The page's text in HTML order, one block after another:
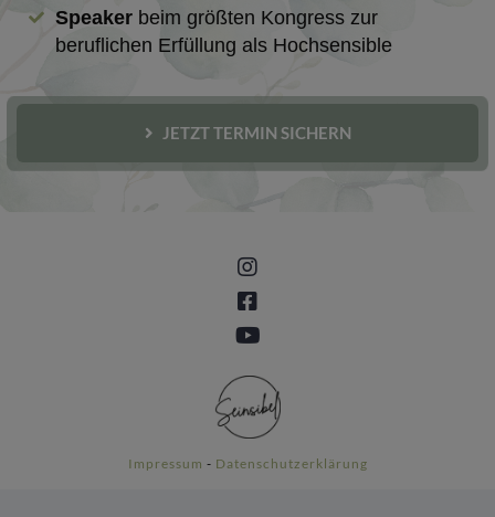
Speaker beim größten Kongress zur
beruflichen Erfüllung als Hochsensible
JETZT TERMIN SICHERN
Impressum - Datenschutzerklärung